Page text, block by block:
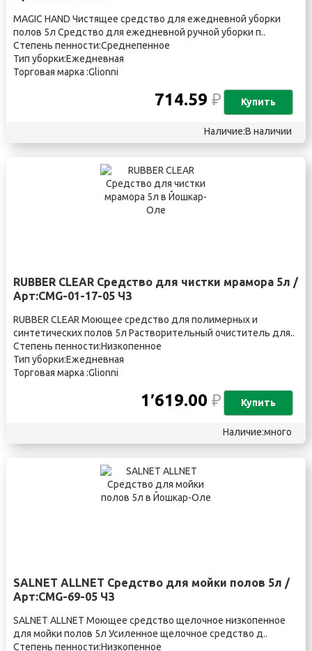
MAGIC HAND Чистящее средство для ежедневной уборки
полов 5л Средство для ежедневной ручной уборки п..
Степень пенности:Среднепенное
Тип уборки:Ежедневная
Торговая марка :Glionni
714.59₽ Купить
Наличие:В наличии
RUBBER CLEAR Средство для чистки мрамора 5л /
Арт:CMG-01-17-05 ЧЗ
RUBBER CLEAR Моющее средство для полимерных и
синтетических полов 5л Растворительный очиститель для..
Степень пенности:Низкопенное
Тип уборки:Ежедневная
Торговая марка :Glionni
1′619.00₽ Купить
Наличие:много
SALNET ALLNET Средство для мойки полов 5л /
Арт:CMG-69-05 ЧЗ
SALNET ALLNET Моющее средство щелочное низкопенное
для мойки полов 5л Усиленное щелочное средство д..
Степень пенности:Низкопенное